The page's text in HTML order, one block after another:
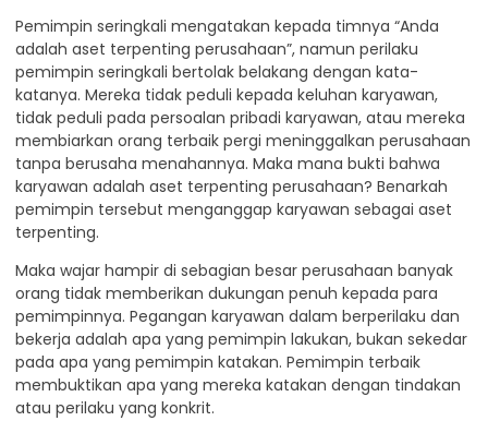
Pemimpin seringkali mengatakan kepada timnya “Anda
adalah aset terpenting perusahaan”, namun perilaku
pemimpin seringkali bertolak belakang dengan kata-
katanya. Mereka tidak peduli kepada keluhan karyawan,
tidak peduli pada persoalan pribadi karyawan, atau mereka
membiarkan orang terbaik pergi meninggalkan perusahaan
tanpa berusaha menahannya. Maka mana bukti bahwa
karyawan adalah aset terpenting perusahaan? Benarkah
pemimpin tersebut menganggap karyawan sebagai aset
terpenting.
Maka wajar hampir di sebagian besar perusahaan banyak
orang tidak memberikan dukungan penuh kepada para
pemimpinnya. Pegangan karyawan dalam berperilaku dan
bekerja adalah apa yang pemimpin lakukan, bukan sekedar
pada apa yang pemimpin katakan. Pemimpin terbaik
membuktikan apa yang mereka katakan dengan tindakan
atau perilaku yang konkrit.